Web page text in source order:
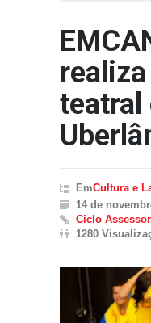
teatral
EmCultura e
14 de
Ciclo
1280